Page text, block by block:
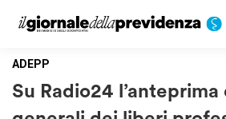
ADEPP
Su Radio24